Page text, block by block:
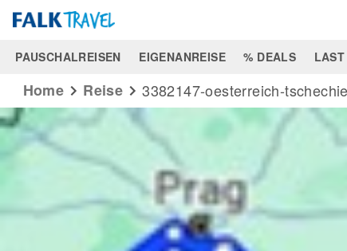
PAUSCHALREISEN EIGENANREISE % DEALS
Home reise 3382147-oesterreich-